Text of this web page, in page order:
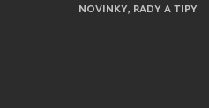
NOVINKY, RADY A TIPY